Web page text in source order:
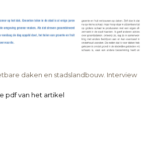
daken en stadslandbouw. Interview
pdf van het artikel